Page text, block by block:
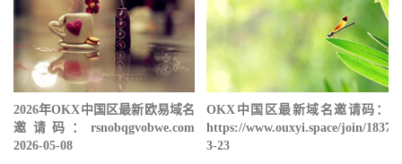
2026年OKX中国区最新欧易域名
邀请码：rsnobqgvobwe.com
2026-05-08
OKX中国区最新域名邀请码：
https://www.ouxyi.space/join/
3-23